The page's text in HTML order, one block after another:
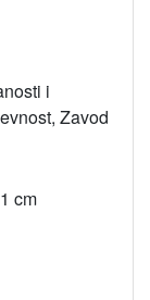
i
Zavod
cm